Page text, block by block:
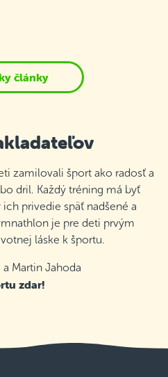
články
zamilovali šport ako radosť a
dril. Každý tréning má byť
privedie späť nadšené a
je pre deti prvým
láske k športu.
a Martin Jahoda
zdar!